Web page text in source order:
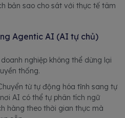
bản sao cho sát với thực tế tâm
Agentic AI (AI tự chủ)
nghiệp không thể dừng lại
thống.
từ tự động hóa tĩnh sang tự
AI có thể tự phân tích ngữ
hàng theo thời gian thực mà